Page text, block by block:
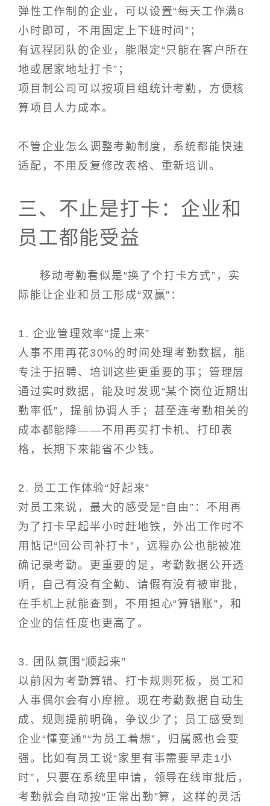
弹性工作制的企业，可以设置“每天工作满8
小时即可，不用固定上下班时间”；
有远程团队的企业，能限定“只能在客户所在
地或居家地址打卡”；
项目制公司可以按项目组统计考勤，方便核
算项目人力成本。
不管企业怎么调整考勤制度，系统都能快速
适配，不用反复修改表格、重新培训。
三、不止是打卡：企业和
员工都能受益
移动考勤看似是“换了个打卡方式”，实
际能让企业和员工形成“双赢”：
1. 企业管理效率“提上来”
人事不用再花30%的时间处理考勤数据，能
专注于招聘、培训这些更重要的事；管理层
通过实时数据，能及时发现“某个岗位近期出
勤率低”，提前协调人手；甚至连考勤相关的
成本都能降——不用再买打卡机、打印表
格，长期下来能省不少钱。
2. 员工工作体验“好起来”
对员工来说，最大的感受是“自由”：不用再
为了打卡早起半小时赶地铁，外出工作时不
用惦记“回公司补打卡”，远程办公也能被准
确记录考勤。更重要的是，考勤数据公开透
明，自己有没有全勤、请假有没有被审批，
在手机上就能查到，不用担心“算错账”，和
企业的信任度也更高了。
3. 团队氛围“顺起来”
以前因为考勤算错、打卡规则死板，员工和
人事偶尔会有小摩擦。现在考勤数据自动生
成、规则提前明确，争议少了；员工感受到
企业“懂变通”“为员工着想”，归属感也会变
强。比如有员工说“家里有事需要早走1小
时”，只要在系统里申请，领导在线审批后，
考勤就会自动按“正常出勤”算，这样的灵活